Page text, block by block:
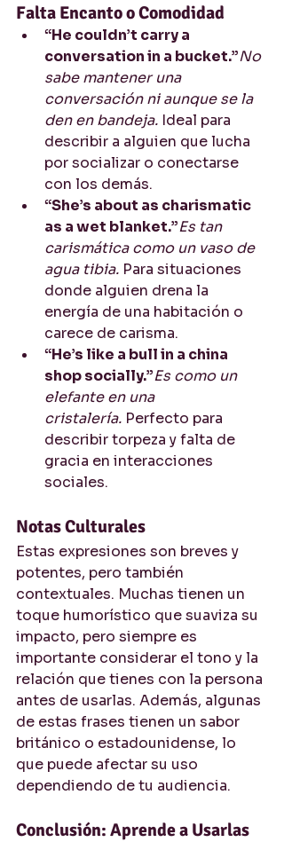
Falta Encanto o Comodidad
“He couldn’t carry a
conversation in a bucket.”No
sabe mantener una
conversación ni aunque se la
den en bandeja. Ideal para
describir a alguien que lucha
por socializar o conectarse
con los demás.
“She’s about as charismatic
as a wet blanket.”Es tan
carismática como un vaso de
agua tibia. Para situaciones
donde alguien drena la
energía de una habitación o
carece de carisma.
“He’s like a bull in a china
shop socially.”Es como un
elefante en una
cristalería. Perfecto para
describir torpeza y falta de
gracia en interacciones
sociales.
Notas Culturales
Estas expresiones son breves y
potentes, pero también
contextuales. Muchas tienen un
toque humorístico que suaviza su
impacto, pero siempre es
importante considerar el tono y la
relación que tienes con la persona
antes de usarlas. Además, algunas
de estas frases tienen un sabor
británico o estadounidense, lo
que puede afectar su uso
dependiendo de tu audiencia.
Conclusión: Aprende a Usarlas